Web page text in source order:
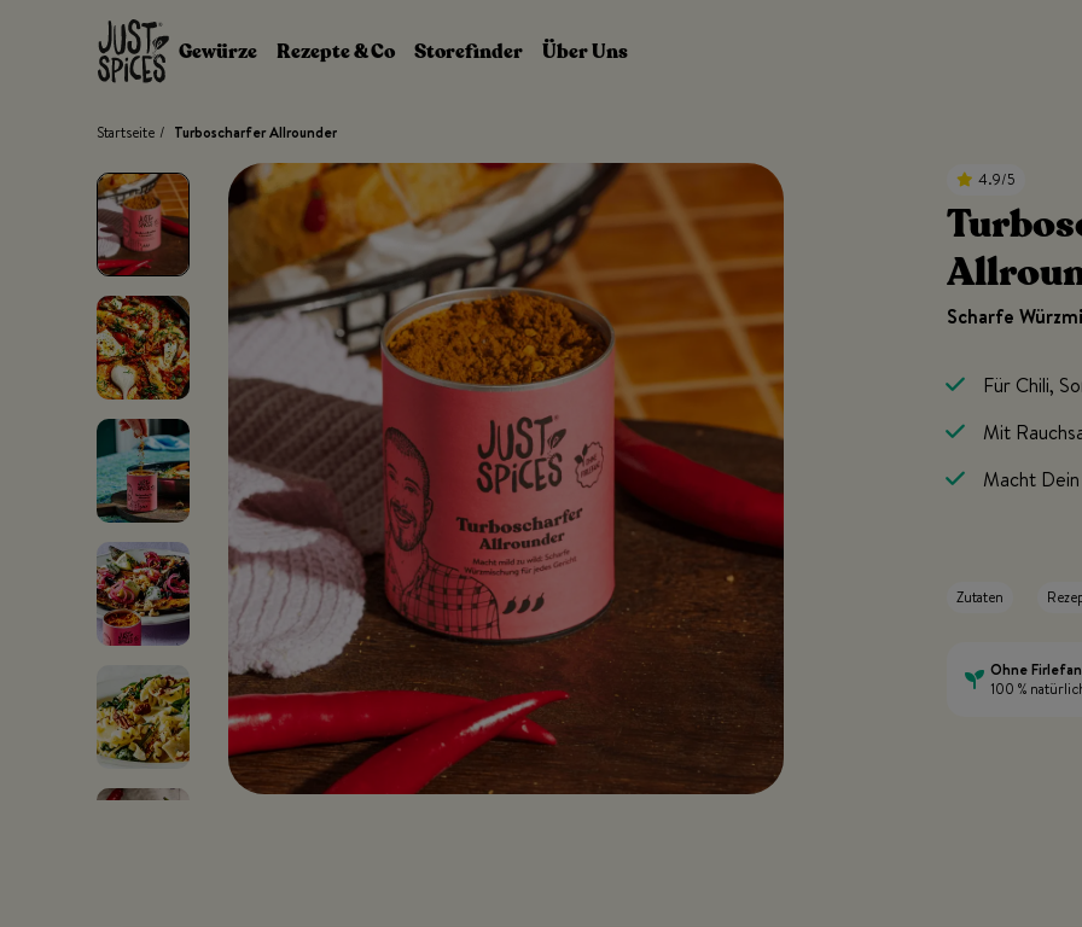
Zum Inhalt springen
Gewürze
Rezepte & Co Storefinder Über Uns
Startseite / Turboscharfer Allrounder
4.9/5
Scharfe
Für Chili,
Mit
Macht
Zutaten
Ohne
100 %